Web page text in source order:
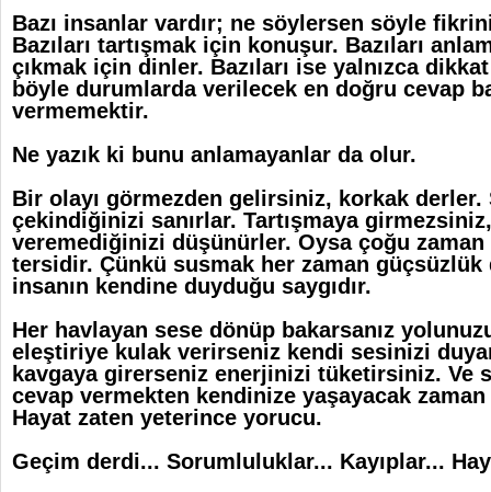
Bazı insanlar vardır; ne söylersen söyle
Bazıları tartışmak için konuşur. Bazıları
çıkmak için dinler. Bazıları ise yalnızca
böyle durumlarda verilecek en doğru cevap
vermemektir.
Ne yazık ki bunu anlamayanlar da olur.
Bir olayı görmezden gelirsiniz, korkak derler.
çekindiğinizi sanırlar. Tartışmaya
veremediğinizi düşünürler. Oysa çoğu zaman
tersidir. Çünkü susmak her zaman güçsüzlük
insanın kendine duyduğu saygıdır.
Her havlayan sese dönüp bakarsanız
eleştiriye kulak verirseniz kendi sesinizi
kavgaya girerseniz enerjinizi tüketirsiniz. Ve
cevap vermekten kendinize yaşayacak
Hayat zaten yeterince yorucu.
Geçim derdi... Sorumluluklar... Kayıplar...